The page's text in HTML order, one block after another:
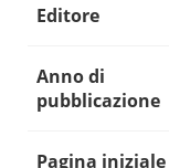
Editore
Anno di
pubblicazione
Pagina iniziale